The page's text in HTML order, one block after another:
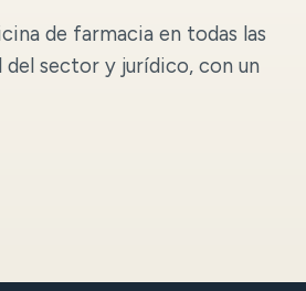
de farmacia en todas las
del sector y jurídico, con un